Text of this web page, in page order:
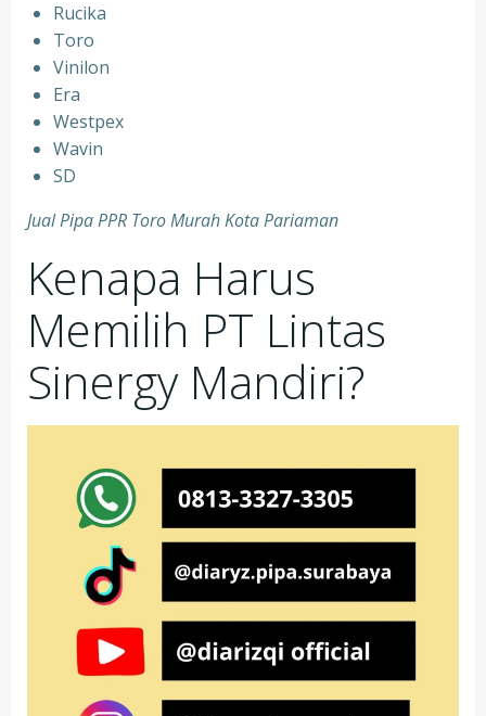
Rucika
⁠Toro
⁠Vinilon
⁠Era
⁠Westpex
⁠Wavin
⁠SD
Jual Pipa PPR Toro Murah Kota Pariaman
Kenapa Harus
Memilih PT Lintas
Sinergy Mandiri?